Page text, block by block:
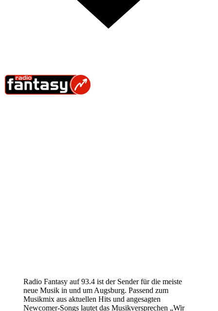
Radio Fantasy auf 93.4 ist der Sender für die meiste
neue Musik in und um Augsburg. Passend zum
Musikmix aus aktuellen Hits und angesagten
Newcomer-Songs lautet das Musikversprechen „Wir